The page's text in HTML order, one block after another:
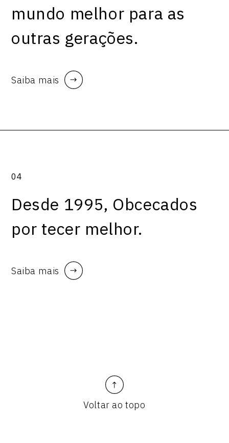
mundo melhor para as
outras gerações.
Saiba mais
04
Desde 1995, Obcecados
por tecer melhor.
Saiba mais
Voltar ao topo